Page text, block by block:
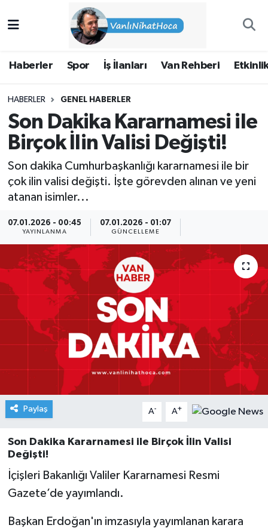
Haberler Spor İş İlanları Van Rehberi
HABERLER GENEL HABERLER
Son Dakika Kararnamesi ile
Birçok İlin Valisi Değişti!
Son dakika Cumhurbaşkanlığı kararnamesi ile bir
çok ilin valisi değişti. İşte görevden alınan ve yeni
atanan isimler...
07.01.2026 - 00:45
YAYINLANMA
07.01.2026 - 01:07
GÜNCELLEME
Paylaş A- A+
Son Dakika Kararnamesi ile Birçok İlin Valisi
Değişti!
İçişleri Bakanlığı Valiler Kararnamesi Resmi
Gazete’de yayımlandı.
Başkan Erdoğan'ın imzasıyla yayımlanan karara
Van Rehberi
Etkinlikler
Köşe Yazıları
Hakkımda
İpekyolu Nöbetçi Eczaneler
Süper Lig Puan Durumu ve Fikstür
Tüm Manşetler
Son Dakika Haberleri
Haber Arşivi